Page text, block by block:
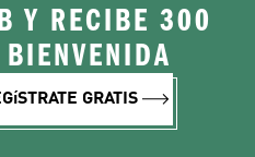
Y RECIBE 300
GRATIS